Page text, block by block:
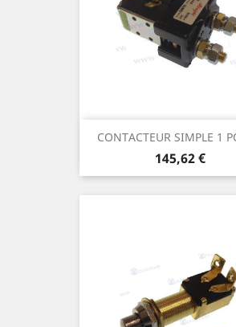
CONTACTEUR SIMPLE 1
Prix
145,62 €